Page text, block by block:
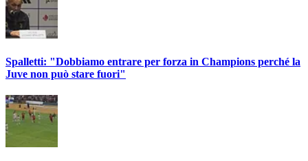
Spalletti: "Dobbiamo entrare per forza in Champions perché la
Juve non può stare fuori"